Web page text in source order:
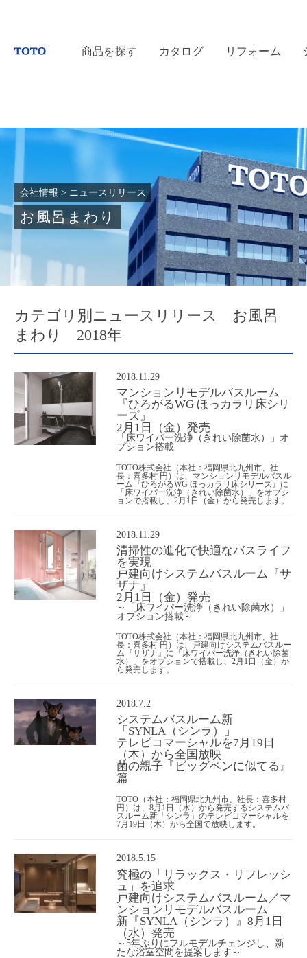
商品を探す カタログ リフォーム
会社情報 > ニュースリリース
お風呂まわり
カテゴリ別ニュースリリース お風呂
まわり 2018年
2018.11.29
マンションリモデルバスルーム
『ひろがるWG ほっカラリ床シリ
ーズ』
2月1日（金）発売
「床ワイパー洗浄（きれい除菌水）」オ
プション搭載
TOTO株式会社（本社：福岡県北九州市、社
長：喜多村 円）は、マンションリモデルバスル
ーム『ひろがるWG ほっカラリ床シリーズ』に
「床ワイパー洗浄（きれい除菌水）」をオプシ
ョンで搭載し、2月1日（金）から発売します。
2018.11.29
清掃性の進化で快適なバスライフ
を実現
戸建向けシステムバスルーム『サ
ザナ』
2月1日（金）発売
～「床ワイパー洗浄（きれい除菌水）」
オプション搭載～
TOTO株式会社（本社：福岡県北九州市、社
長：喜多村 円）は、戸建向けシステムバスルー
ム『サザナ』に「床ワイパー洗浄（きれい除菌
水）」をオプションで搭載し、2月1日（金）か
ら発売します。
2018.7.2
システムバスルーム新
「SYNLA（シンラ）」
テレビコマーシャルを7月19日
（木）から全国放映
菌の親子『ビッグベンに似てる』
篇
TOTO（本社：福岡県北九州市、社長：喜多村
円）は、8月1日（水）から発売するシステムバ
スルーム新「シンラ」のテレビコマーシャルを
7月19日（木）から全国で放映します。
2018.5.15
究極の「リラックス・リフレッシ
ュ」を追求
戸建向けシステムバスルーム／マ
ンションリモデルバスルーム
新『SYNLA（シンラ）』8月1日
（水）発売
～5年ぶりにフルモデルチェンジし、新
たな浴室空間を提案します～